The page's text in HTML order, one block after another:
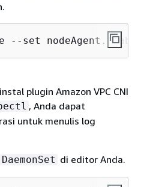
--set
plugin Amazon VPC CNI
, Anda dapat
untuk menulis log
DaemonSet di editor Anda.